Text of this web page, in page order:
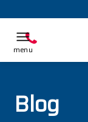
Blog